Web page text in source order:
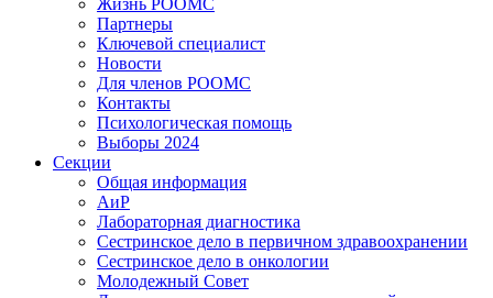
Жизнь РООМС
Партнеры
Ключевой специалист
Новости
Для членов РООМС
Контакты
Психологическая помощь
Выборы 2024
Секции
Общая информация
АиР
Лабораторная диагностика
Сестринское дело в первичном здравоохранении
Сестринское дело в онкологии
Молодежный Совет